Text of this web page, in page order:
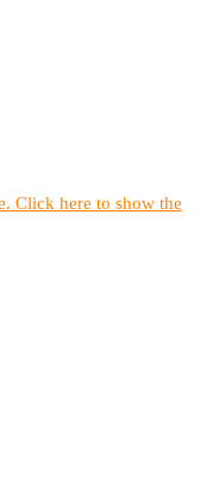
Click here to show the